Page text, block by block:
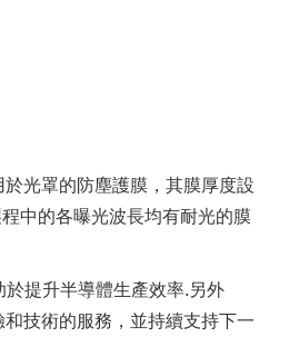
光罩的防塵護膜，其膜厚度設
中的各曝光波長均有耐光的膜
提升半導體生產效率.另外
技術的服務，並持續支持下一